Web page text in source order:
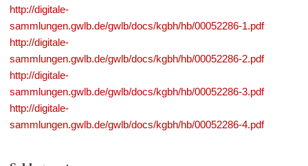
http://digitale-
sammlungen.gwlb.de/gwlb/docs/kgbh/hb/00052286-1.pdf
http://digitale-
sammlungen.gwlb.de/gwlb/docs/kgbh/hb/00052286-2.pdf
http://digitale-
sammlungen.gwlb.de/gwlb/docs/kgbh/hb/00052286-3.pdf
http://digitale-
sammlungen.gwlb.de/gwlb/docs/kgbh/hb/00052286-4.pdf